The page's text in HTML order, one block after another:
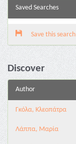
Saved Searches
Save this search
Discover
Author
Γκόλα, Κλεοπάτρα
Λάππα, Μαρία